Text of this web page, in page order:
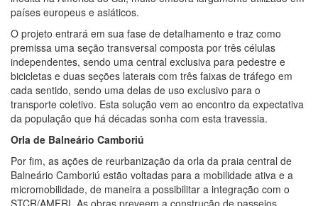
países europeus e asiáticos.
O projeto entrará em sua fase de detalhamento e traz como
premissa uma seção transversal composta por três células
independentes, sendo uma central exclusiva para pedestre e
bicicletas e duas seções laterais com três faixas de tráfego em
cada sentido, sendo uma delas de uso exclusivo para o
transporte coletivo. Esta solução vem ao encontro da expectativa
da população que há décadas sonha com esta travessia.
Orla de Balneário Camboriú
Por fim, as ações de reurbanização da orla da praia central de
Balneário Camboriú estão voltadas para a mobilidade ativa e a
micromobilidade, de maneira a possibilitar a integração com o